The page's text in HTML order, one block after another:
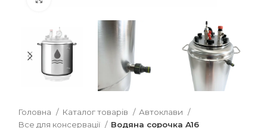
Головна Каталог товарів
Автоклави
Все для консервації
Водяна сорочка A16